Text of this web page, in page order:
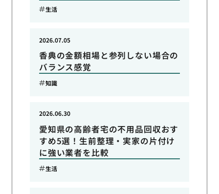
生活
香典の金額相場と参列しない場合の
バランス感覚
2026.07.05
知識
愛知県の高齢者宅の不用品回収おす
すめ5選！生前整理・実家の片付け
に強い業者を比較
2026.06.30
生活